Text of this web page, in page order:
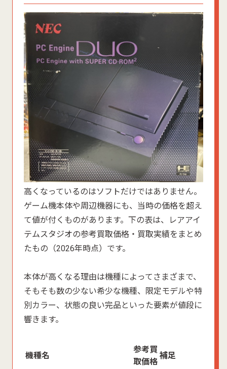
高くなっているのはソフトだけではありません。
ゲーム機本体や周辺機器にも、当時の価格を超え
て値が付くものがあります。下の表は、レアアイ
テムスタジオの参考買取価格・買取実績をまとめ
たもの（2026年時点）です。
本体が高くなる理由は機種によってさまざまで、
そもそも数の少ない希少な機種、限定モデルや特
別カラー、状態の良い完品といった要素が値段に
響きます。
機種名
参考買
取価格
補足